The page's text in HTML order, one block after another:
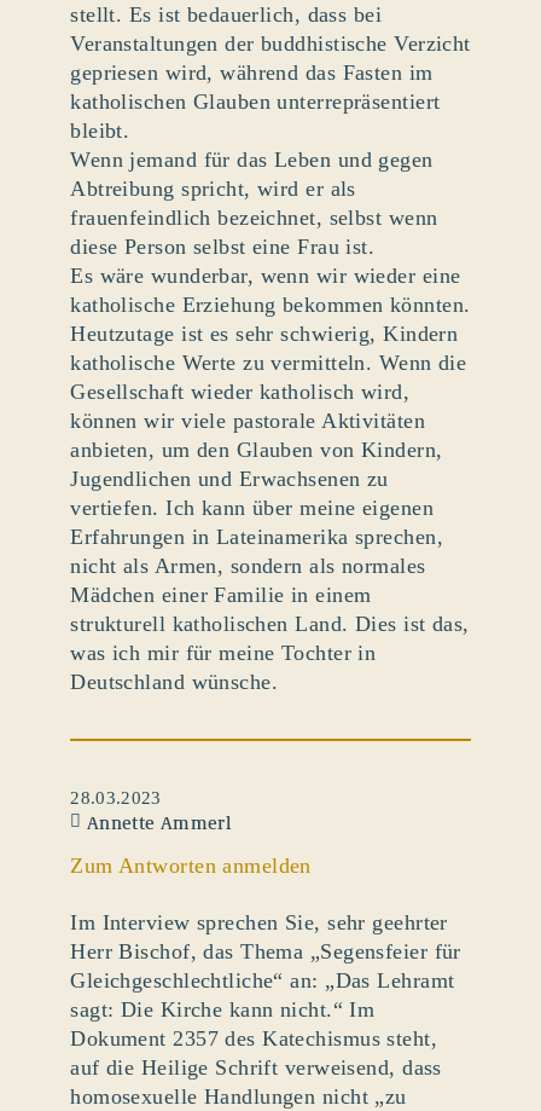
stellt. Es ist bedauerlich, dass bei
Veranstaltungen der buddhistische Verzicht
gepriesen wird, während das Fasten im
katholischen Glauben unterrepräsentiert
bleibt.
Wenn jemand für das Leben und gegen
Abtreibung spricht, wird er als
frauenfeindlich bezeichnet, selbst wenn
diese Person selbst eine Frau ist.
Es wäre wunderbar, wenn wir wieder eine
katholische Erziehung bekommen könnten.
Heutzutage ist es sehr schwierig, Kindern
katholische Werte zu vermitteln. Wenn die
Gesellschaft wieder katholisch wird,
können wir viele pastorale Aktivitäten
anbieten, um den Glauben von Kindern,
Jugendlichen und Erwachsenen zu
vertiefen. Ich kann über meine eigenen
Erfahrungen in Lateinamerika sprechen,
nicht als Armen, sondern als normales
Mädchen einer Familie in einem
strukturell katholischen Land. Dies ist das,
was ich mir für meine Tochter in
Deutschland wünsche.
28.03.2023
Annette Ammerl
Zum Antworten anmelden
Im Interview sprechen Sie, sehr geehrter
Herr Bischof, das Thema „Segensfeier für
Gleichgeschlechtliche“ an: „Das Lehramt
sagt: Die Kirche kann nicht.“ Im
Dokument 2357 des Katechismus steht,
auf die Heilige Schrift verweisend, dass
homosexuelle Handlungen nicht „zu